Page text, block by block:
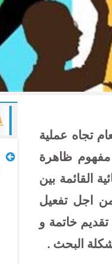
تجاه عملية
مفهوم ظاهرة
القائمة بين
من اجل تفعيل
تقديم خاتمة و
البحث .